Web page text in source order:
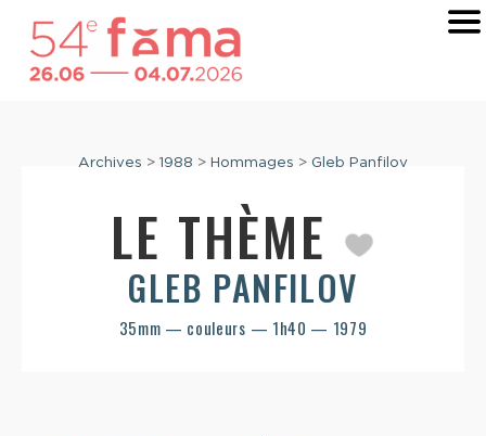
Archives > 1988 > Hommages > Gleb Panfilov
LE THÈME
GLEB PANFILOV
35mm — couleurs — 1h40 — 1979